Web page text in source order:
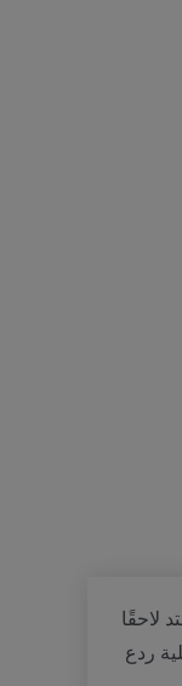
الثاني/يناير قبل أن تمتد لاحقًا
11 يومًا، والمعروفة بـ”عملية ردع